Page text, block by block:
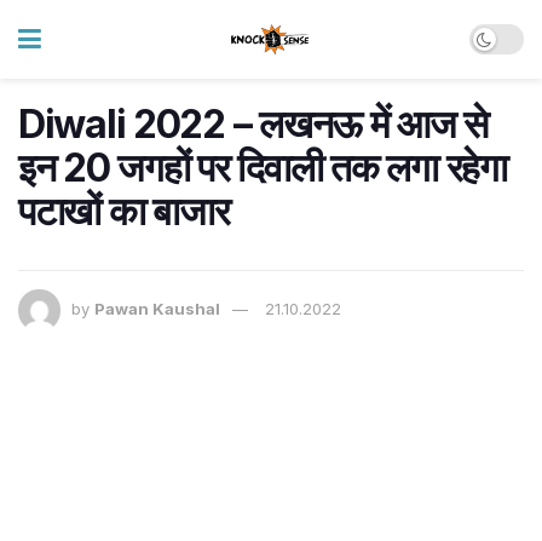
Diwali 2022 – लखनऊ में आज से
इन 20 जगहों पर दिवाली तक लगा रहेगा
पटाखों का बाजार
by Pawan Kaushal 21.10.2022